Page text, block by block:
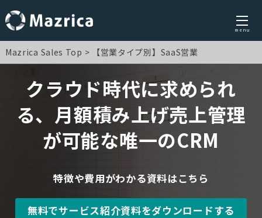
Skip
to
content
menu
Mazrica Sales Top 【営業タイプ別】SaaS営業
クラウド時代に求められ
る、月額積み上げ売上管理
が可能な唯一のCRM
特徴や費用がわかる資料はこちら
無料でサービス紹介資料をダウンロードする